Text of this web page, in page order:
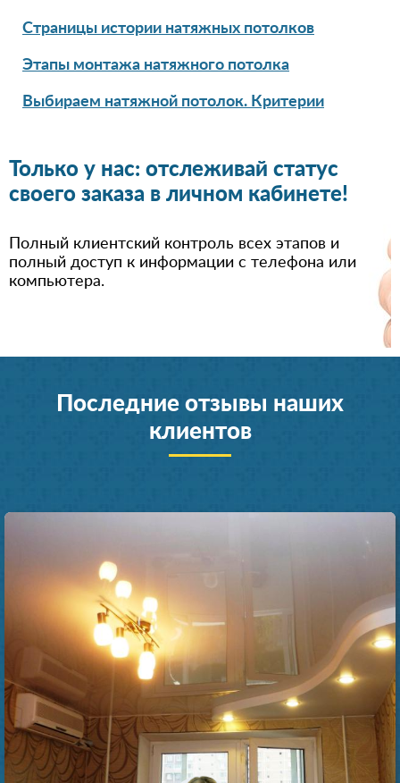
Страницы истории натяжных потолков
Этапы монтажа натяжного потолка
Выбираем натяжной потолок. Критерии
Только у нас: отслеживай статус
своего заказа в личном кабинете!
Полный клиентский контроль всех этапов и
полный доступ к информации с телефона или
компьютера.
Последние отзывы наших
клиентов